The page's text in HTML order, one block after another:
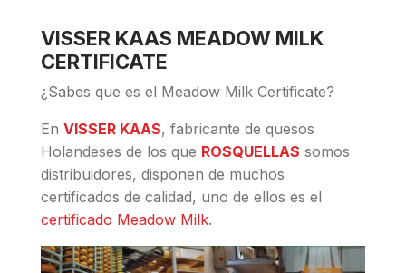
VISSER KAAS MEADOW MILK
CERTIFICATE
¿Sabes que es el Meadow Milk Certificate?
En VISSER KAAS, fabricante de quesos
Holandeses de los que ROSQUELLAS somos
distribuidores, disponen de muchos
certificados de calidad, uno de ellos es el
certificado Meadow Milk.